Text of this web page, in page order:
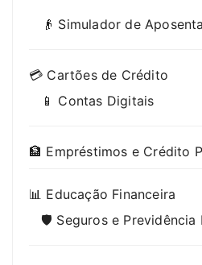
👴 Simulador de
💳 Cartões de Crédito
📱 Contas Digitais
🏦 Empréstimos e Crédito
📊 Educação Financeira
🛡️ Seguros e Previdência